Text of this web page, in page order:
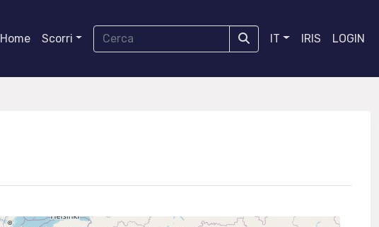
Home Scorri IT IRIS LOGIN